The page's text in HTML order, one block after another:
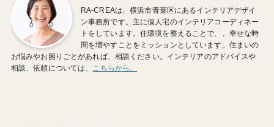
RA-CREAは、横浜市青葉区にあるインテリアデザイ
ン事務所です。主に個人宅のインテリアコーディネー
トをしています。住環境を整えることで、、幸せな時
間を増やすことをミッションとしています。住まいの
お悩みやお困りごとがあれば、相談ください。インテリアのアドバイスや
相談、依頼については、
こちらから。